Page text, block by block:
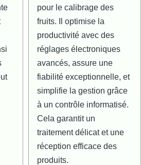
pour le calibrage des
fruits. Il optimise la
productivité avec des
réglages électroniques
avancés, assure une
fiabilité exceptionnelle, et
simplifie la gestion grâce
à un contrôle informatisé.
Cela garantit un
traitement délicat et une
réception efficace des
produits.